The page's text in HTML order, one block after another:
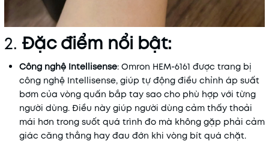
2. Đặc điểm nổi bật:
Công nghệ Intellisense: Omron HEM-6161 được trang bị
công nghệ Intellisense, giúp tự động điều chỉnh áp suất
bơm của vòng quấn bắp tay sao cho phù hợp với từng
người dùng. Điều này giúp người dùng cảm thấy thoải
mái hơn trong suốt quá trình đo mà không gặp phải cảm
giác căng thẳng hay đau đớn khi vòng bít quá chặt.